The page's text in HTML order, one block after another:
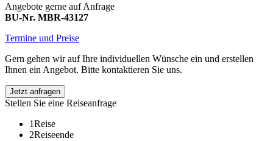
Angebote gerne auf Anfrage
BU-Nr. MBR-43127
Termine und Preise
Gern gehen wir auf Ihre individuellen Wünsche ein und erstellen
Ihnen ein Angebot. Bitte kontaktieren Sie uns.
Jetzt anfragen
Stellen Sie eine Reiseanfrage
1Reise
2Reiseende